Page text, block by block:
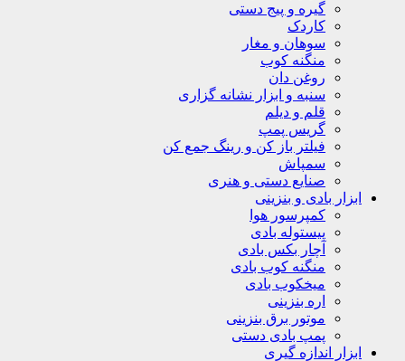
گیره و پیج دستی
کاردک
سوهان و مغار
منگنه کوب
روغن دان
سنبه و ابزار نشانه گزاری
قلم و دیلم
گریس پمپ
فیلتر باز کن و رینگ جمع کن
سمپاش
صنایع دستی و هنری
ابزار بادی و بنزینی
کمپرسور هوا
پیستوله بادی
آچار بکس بادی
منگنه کوب بادی
میخکوب بادی
اره بنزینی
موتور برق بنزینی
پمپ بادی دستی
ابزار اندازه گیری